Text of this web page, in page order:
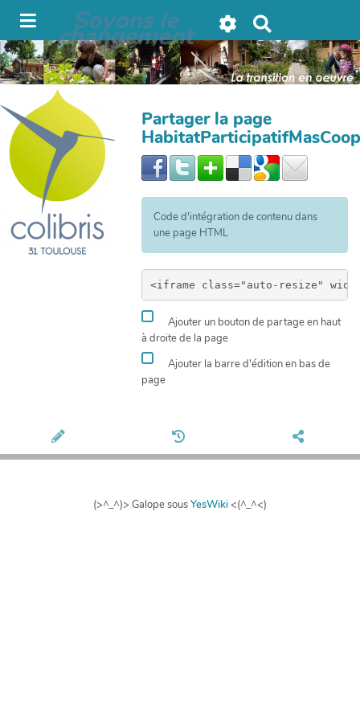
Soyons le
changement
e
c
h
c
h
e
r
Partager la page
HabitatParticipatifMasCoop
Code d'intégration de contenu dans
une page HTML
Ajouter un bouton de partage en haut
à droite de la page
Ajouter la barre d'édition en bas de
page
(>^_^)> Galope sousYesWiki<(^_^<)